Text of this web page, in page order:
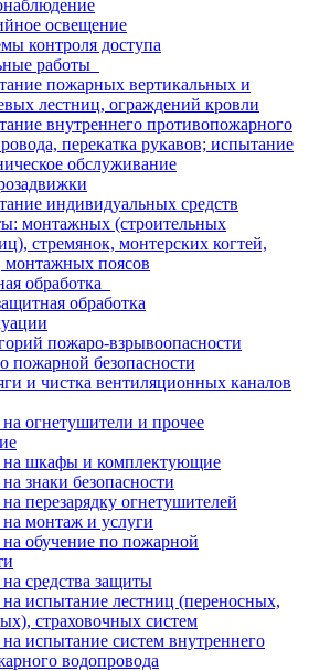
освещение
контроля доступа
работы
пожарных вертикальных и
лестниц, ограждений кровли
внутреннего противопожарного
перекатка рукавов; испытание
обслуживание
индивидуальных средств
монтажных (строительных
стремянок, монтерских когтей,
монтажных поясов
обработка
обработка
пожаро-взрывоопасности
пожарной безопасности
и чистка вентиляционных каналов
огнетушители и прочее
на шкафы и комплектующие
знаки безопасности
перезарядку огнетушителей
монтаж и услуги
обучение по пожарной
средства защиты
испытание лестниц (переносных,
страховочных систем
испытание систем внутреннего
водопровода